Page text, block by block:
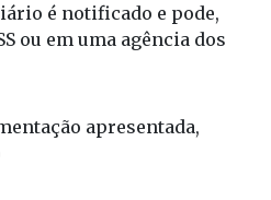
é notificado e pode,
ou em uma agência dos
apresentada,